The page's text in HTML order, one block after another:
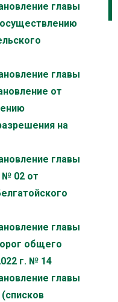
главы
главы
от
на
главы
№ 02 от
главы
общего
г. № 14
главы